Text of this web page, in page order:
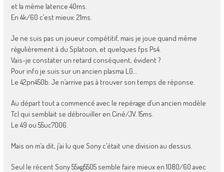
et la même latence 40ms.
En 4k/60 c’est mieux: 21ms.
Je ne suis pas un joueur compétitif, mais je joue quand même
régulièrement à du Splatoon, et quelques fps Ps4.
Vais-je constater un retard conséquent, évident ?
Pour info je suis sur un ancien plasma LG…
Le 42pn450b. Je n’arrive pas à trouver son temps de réponse.
Au départ tout a commencé avec le repérage d’un ancien modèle
Tcl qui semblait se débrouiller en Ciné/JV. 15ms.
Le 49 ou 55uc7006.
Mais on m’a dit, j’ai lu que Sony c’était une division au dessus.
Seul le récent Sony 55xg5505 semble faire mieux en 1080/60 avec